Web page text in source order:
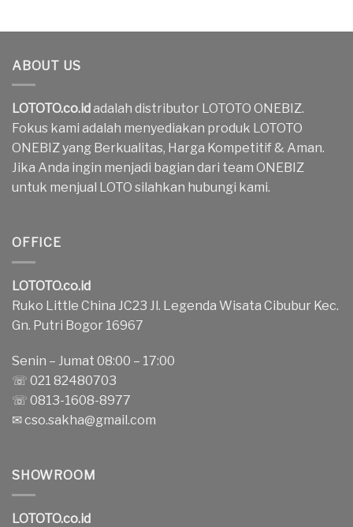
ABOUT US
LOTOTO.co.id adalah distributor LOTOTO ONEBIZ.
Fokus kami adalah menyediakan produk LOTOTO
ONEBIZ yang Berkualitas, Harga Kompetitif & Aman.
Jika Anda ingin menjadi bagian dari team ONEBIZ
untuk menjual LOTO silahkan hubungi kami.
OFFICE
LOTOTO.co.id
Ruko Little China JC23 Jl. Legenda Wisata Cibubur Kec.
Gn. Putri Bogor 16967
Senin – Jumat 08:00 – 17:00
☏ 021 82480703
☏ 0813-1608-8977
✉cso.sakha@gmail.com
SHOWROOM
LOTOTO.co.id